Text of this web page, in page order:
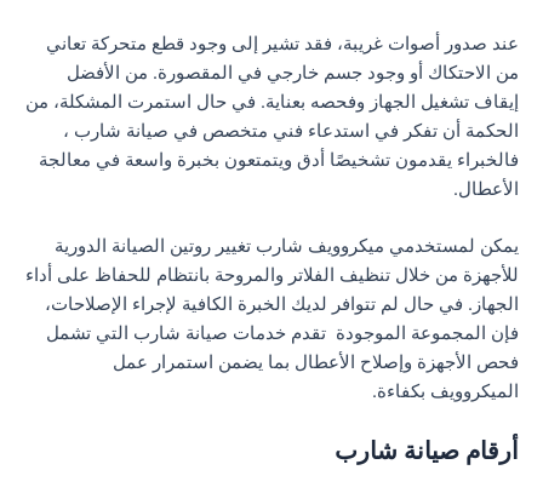
عند صدور أصوات غريبة، فقد تشير إلى وجود قطع متحركة تعاني
من الاحتكاك أو وجود جسم خارجي في المقصورة. من الأفضل
إيقاف تشغيل الجهاز وفحصه بعناية. في حال استمرت المشكلة، من
الحكمة أن تفكر في استدعاء فني متخصص في صيانة شارب ،
فالخبراء يقدمون تشخيصًا أدق ويتمتعون بخبرة واسعة في معالجة
الأعطال.
يمكن لمستخدمي ميكروويف شارب تغيير روتين الصيانة الدورية
للأجهزة من خلال تنظيف الفلاتر والمروحة بانتظام للحفاظ على أداء
الجهاز. في حال لم تتوافر لديك الخبرة الكافية لإجراء الإصلاحات،
فإن المجموعة الموجودة تقدم خدمات صيانة شارب التي تشمل
فحص الأجهزة وإصلاح الأعطال بما يضمن استمرار عمل
الميكروويف بكفاءة.
أرقام صيانة شارب